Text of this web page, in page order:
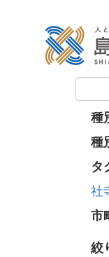
種
種
タ
社
市
絞